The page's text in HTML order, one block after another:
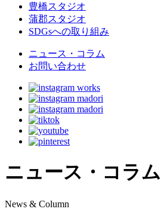
豊橋スタジオ
蒲郡スタジオ
SDGsへの取り組み
ニュース・コラム
お問い合わせ
ニュース・コラム
News & Column